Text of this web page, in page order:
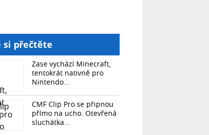
si přečtěte
Zase vychází Minecraft,
tentokrát nativně pro
Nintendo...
CMF Clip Pro se připnou
přímo na ucho. Otevřená
sluchátka...